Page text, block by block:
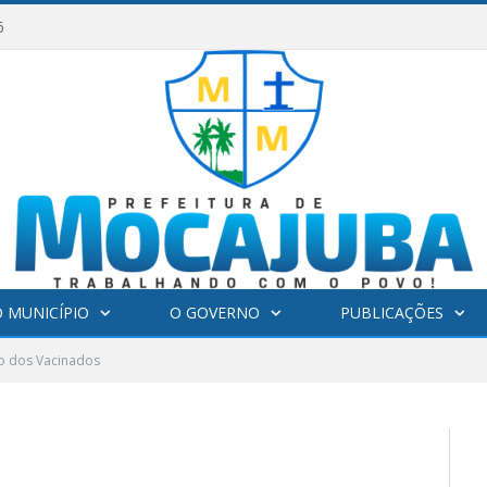
MUNICÍPIO O GOVERNO PUBLICAÇÕES
dos Vacinados